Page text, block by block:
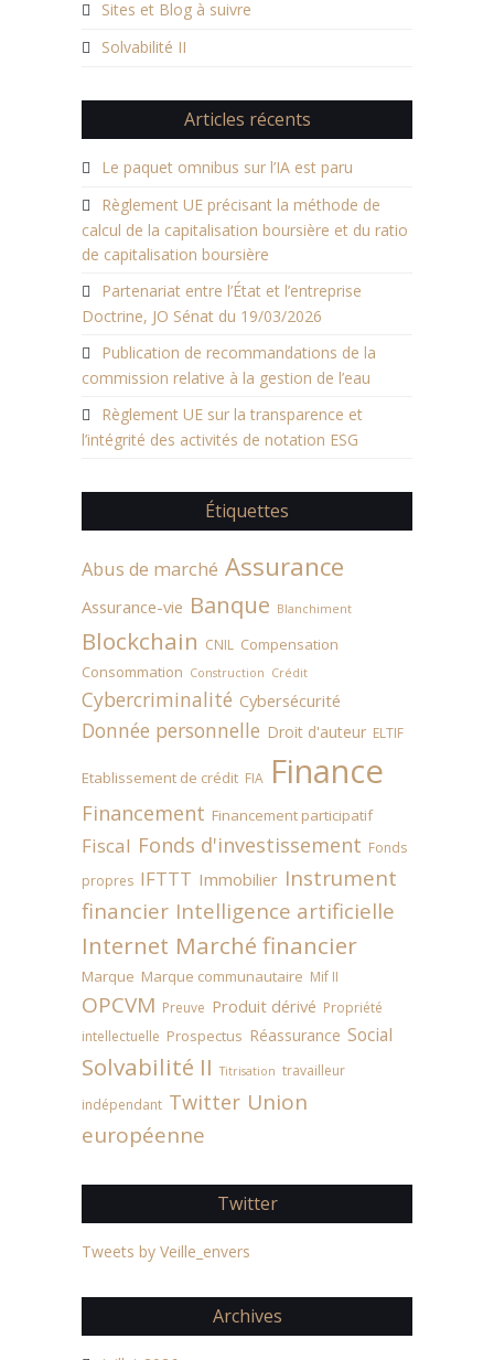
Sites et Blog à suivre
Solvabilité II
Articles récents
Le paquet omnibus sur l’IA est paru
Règlement UE précisant la méthode de
calcul de la capitalisation boursière et du ratio
de capitalisation boursière
Partenariat entre l’État et l’entreprise
Doctrine, JO Sénat du 19/03/2026
Publication de recommandations de la
commission relative à la gestion de l’eau
Règlement UE sur la transparence et
l’intégrité des activités de notation ESG
Étiquettes
Abus de marché Assurance
Assurance-vie Banque Blanchiment
Blockchain CNIL Compensation
Consommation Construction Crédit
Cybercriminalité Cybersécurité
Donnée personnelle Droit d'auteur ELTIF
Etablissement de crédit FIA Finance
Financement Financement participatif
Fiscal Fonds d'investissement Fonds
propres IFTTT Immobilier Instrument
financier Intelligence artificielle
Internet Marché financier
Marque Marque communautaire Mif II
OPCVM Preuve Produit dérivé Propriété
intellectuelle Prospectus Réassurance Social
Solvabilité II Titrisation travailleur
indépendant Twitter Union
européenne
Twitter
Tweets by Veille_envers
Archives